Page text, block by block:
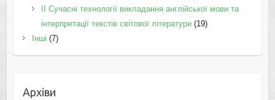
II Cучасні технології викладання англійської мови та
інтерпретації текстів світової літератури(19)
Інші (7)
Архіви